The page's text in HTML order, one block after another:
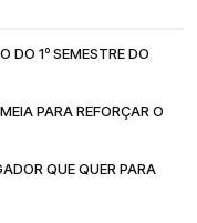
DO 1º SEMESTRE DO
PARA REFORÇAR O
QUE QUER PARA